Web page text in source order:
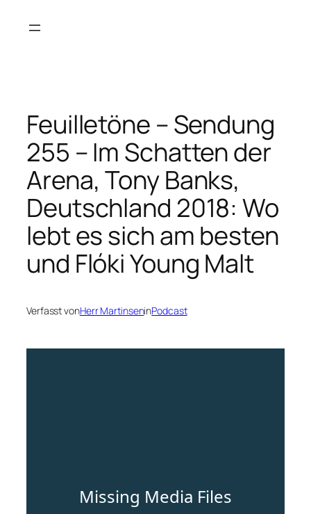
Inhalt
Feuilletöne – Sendung
255 – Im Schatten der
Arena, Tony Banks,
Deutschland 2018: Wo
lebt es sich am besten
und Flóki Young Malt
Verfasst vonHerr MartinseninPodcast